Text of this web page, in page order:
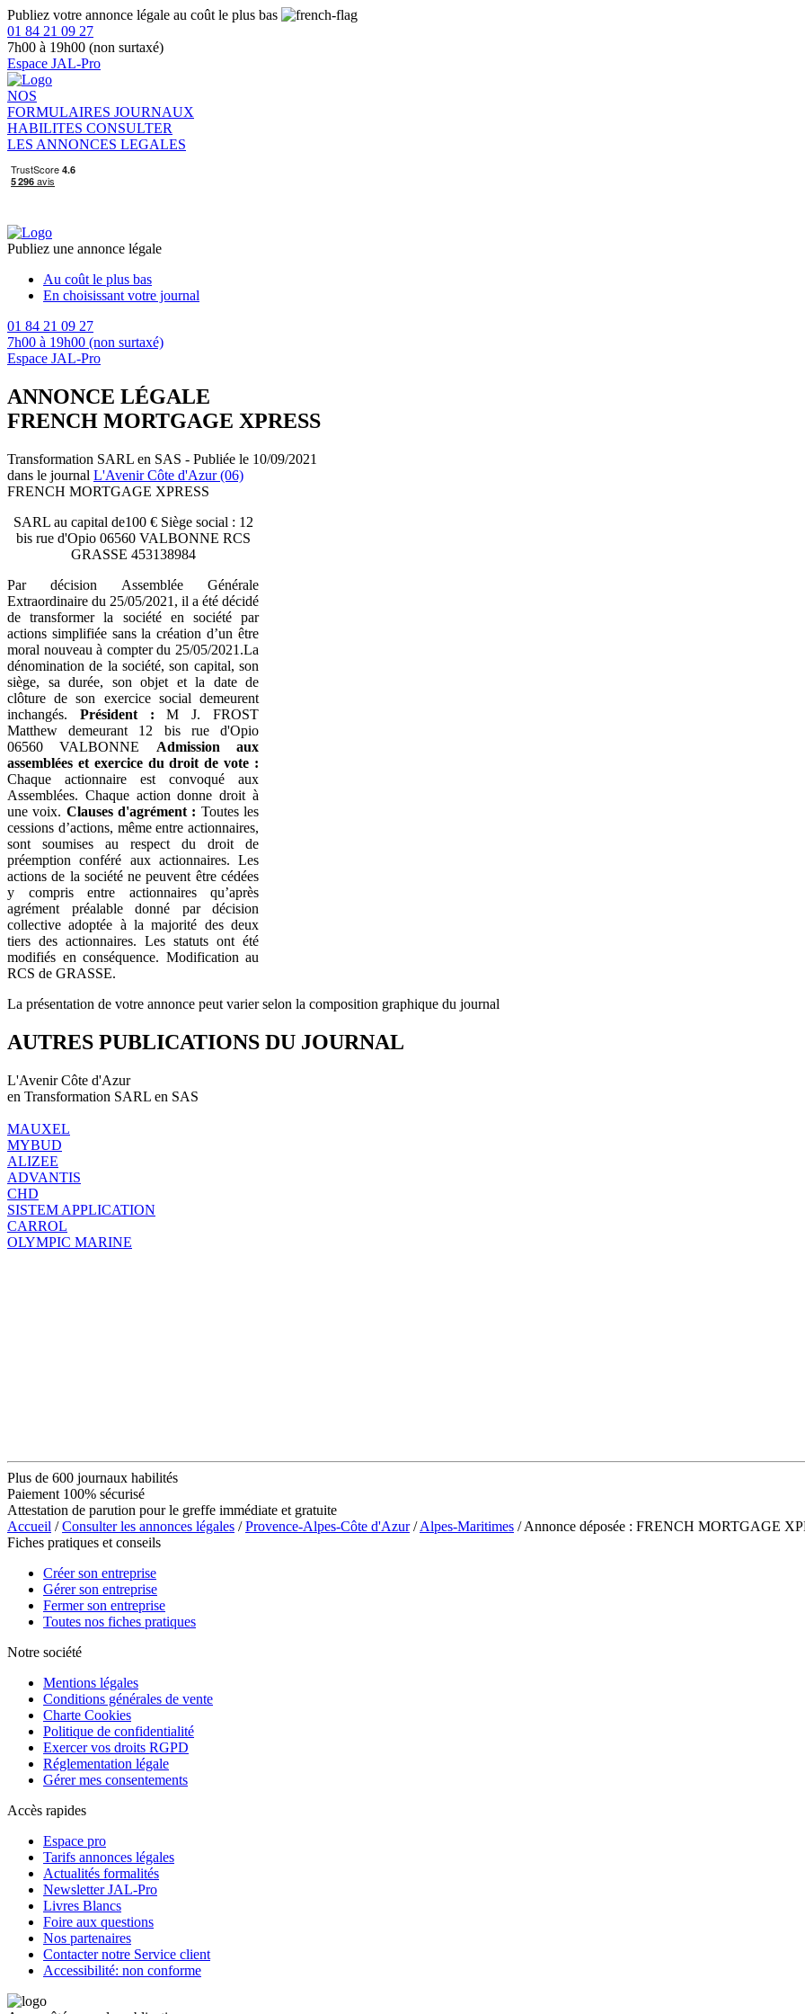
Publiez votre annonce légale au coût le plus bas
01 84 21 09 27
7h00 à 19h00 (non surtaxé)
Espace JAL-Pro
NOS
FORMULAIRES JOURNAUX
HABILITES CONSULTER
LES ANNONCES LEGALES
Publiez une annonce légale
Au coût le plus bas
En choisissant votre journal
01 84 21 09 27
7h00 à 19h00 (non surtaxé)
Espace JAL-Pro
ANNONCE LÉGALE
FRENCH MORTGAGE XPRESS
Transformation SARL en SAS - Publiée le 10/09/2021
dans le journal L'Avenir Côte d'Azur (06)
FRENCH MORTGAGE XPRESS
SARL au capital de100 € Siège social : 12
bis rue d'Opio 06560 VALBONNE RCS
GRASSE 453138984
Par décision Assemblée Générale
Extraordinaire du 25/05/2021, il a été décidé
de transformer la société en société par
actions simplifiée sans la création d’un être
moral nouveau à compter du 25/05/2021.La
dénomination de la société, son capital, son
siège, sa durée, son objet et la date de
clôture de son exercice social demeurent
inchangés. Président : M J. FROST
Matthew demeurant 12 bis rue d'Opio
06560 VALBONNE Admission aux
assemblées et exercice du droit de vote :
Chaque actionnaire est convoqué aux
Assemblées. Chaque action donne droit à
une voix. Clauses d'agrément : Toutes les
cessions d’actions, même entre actionnaires,
sont soumises au respect du droit de
préemption conféré aux actionnaires. Les
actions de la société ne peuvent être cédées
y compris entre actionnaires qu’après
agrément préalable donné par décision
collective adoptée à la majorité des deux
tiers des actionnaires. Les statuts ont été
modifiés en conséquence. Modification au
RCS de GRASSE.
La présentation de votre annonce peut varier selon la composition graphique du journal
AUTRES PUBLICATIONS DU JOURNAL
L'Avenir Côte d'Azur
en Transformation SARL en SAS
MAUXEL
MYBUD
ALIZEE
ADVANTIS
CHD
SISTEM APPLICATION
CARROL
OLYMPIC MARINE
Plus de 600 journaux habilités
Paiement 100% sécurisé
Attestation de parution pour le greffe immédiate et gratuite
Accueil /Consulter les annonces légales /Provence-Alpes-Côte d'Azur/Alpes-Maritimes / Annonce déposée : FRENCH MORTGAGE
Fiches pratiques et conseils
Créer son entreprise
Gérer son entreprise
Fermer son entreprise
Toutes nos fiches pratiques
Notre société
Mentions légales
Conditions générales de vente
Charte Cookies
Politique de confidentialité
Exercer vos droits RGPD
Réglementation légale
Gérer mes consentements
Accès rapides
Espace pro
Tarifs annonces légales
Actualités formalités
Newsletter JAL-Pro
Livres Blancs
Foire aux questions
Nos partenaires
Contacter notre Service client
Accessibilité: non conforme